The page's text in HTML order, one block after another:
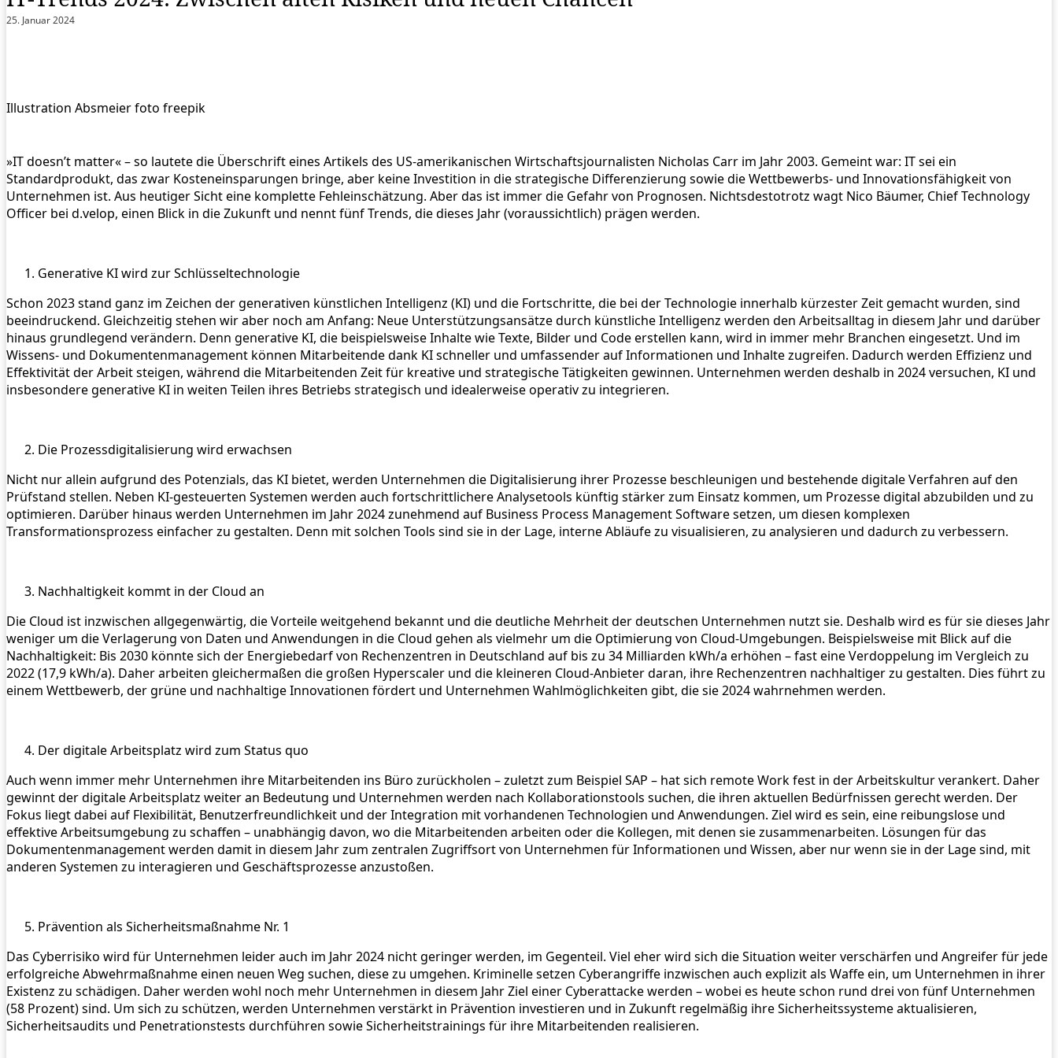
25. Januar 2024
Illustration Absmeier foto freepik
»IT doesn’t matter« – so lautete die Überschrift eines Artikels des US-amerikanischen Wirtschaftsjournalisten Nicholas Carr im Jahr 2003. Gemeint war: IT sei ein
Standardprodukt, das zwar Kosteneinsparungen bringe, aber keine Investition in die strategische Differenzierung sowie die Wettbewerbs- und Innovationsfähigkeit von
Unternehmen ist. Aus heutiger Sicht eine komplette Fehleinschätzung. Aber das ist immer die Gefahr von Prognosen. Nichtsdestotrotz wagt Nico Bäumer, Chief Technology
Officer bei d.velop, einen Blick in die Zukunft und nennt fünf Trends, die dieses Jahr (voraussichtlich) prägen werden.
Generative KI wird zur Schlüsseltechnologie
Schon 2023 stand ganz im Zeichen der generativen künstlichen Intelligenz (KI) und die Fortschritte, die bei der Technologie innerhalb kürzester Zeit gemacht wurden, sind
beeindruckend. Gleichzeitig stehen wir aber noch am Anfang: Neue Unterstützungsansätze durch künstliche Intelligenz werden den Arbeitsalltag in diesem Jahr und darüber
hinaus grundlegend verändern. Denn generative KI, die beispielsweise Inhalte wie Texte, Bilder und Code erstellen kann, wird in immer mehr Branchen eingesetzt. Und im
Wissens- und Dokumentenmanagement können Mitarbeitende dank KI schneller und umfassender auf Informationen und Inhalte zugreifen. Dadurch werden Effizienz und
Effektivität der Arbeit steigen, während die Mitarbeitenden Zeit für kreative und strategische Tätigkeiten gewinnen. Unternehmen werden deshalb in 2024 versuchen, KI und
insbesondere generative KI in weiten Teilen ihres Betriebs strategisch und idealerweise operativ zu integrieren.
Die Prozessdigitalisierung wird erwachsen
Nicht nur allein aufgrund des Potenzials, das KI bietet, werden Unternehmen die Digitalisierung ihrer Prozesse beschleunigen und bestehende digitale Verfahren auf den
Prüfstand stellen. Neben KI-gesteuerten Systemen werden auch fortschrittlichere Analysetools künftig stärker zum Einsatz kommen, um Prozesse digital abzubilden und zu
optimieren. Darüber hinaus werden Unternehmen im Jahr 2024 zunehmend auf Business Process Management Software setzen, um diesen komplexen
Transformationsprozess einfacher zu gestalten. Denn mit solchen Tools sind sie in der Lage, interne Abläufe zu visualisieren, zu analysieren und dadurch zu verbessern.
Nachhaltigkeit kommt in der Cloud an
Die Cloud ist inzwischen allgegenwärtig, die Vorteile weitgehend bekannt und die deutliche Mehrheit der deutschen Unternehmen nutzt sie. Deshalb wird es für sie dieses Jahr
weniger um die Verlagerung von Daten und Anwendungen in die Cloud gehen als vielmehr um die Optimierung von Cloud-Umgebungen. Beispielsweise mit Blick auf die
Nachhaltigkeit: Bis 2030 könnte sich der Energiebedarf von Rechenzentren in Deutschland auf bis zu 34 Milliarden kWh/a erhöhen – fast eine Verdoppelung im Vergleich zu
2022 (17,9 kWh/a). Daher arbeiten gleichermaßen die großen Hyperscaler und die kleineren Cloud-Anbieter daran, ihre Rechenzentren nachhaltiger zu gestalten. Dies führt zu
einem Wettbewerb, der grüne und nachhaltige Innovationen fördert und Unternehmen Wahlmöglichkeiten gibt, die sie 2024 wahrnehmen werden.
Der digitale Arbeitsplatz wird zum Status quo
Auch wenn immer mehr Unternehmen ihre Mitarbeitenden ins Büro zurückholen – zuletzt zum Beispiel SAP – hat sich remote Work fest in der Arbeitskultur verankert. Daher
gewinnt der digitale Arbeitsplatz weiter an Bedeutung und Unternehmen werden nach Kollaborationstools suchen, die ihren aktuellen Bedürfnissen gerecht werden. Der
Fokus liegt dabei auf Flexibilität, Benutzerfreundlichkeit und der Integration mit vorhandenen Technologien und Anwendungen. Ziel wird es sein, eine reibungslose und
effektive Arbeitsumgebung zu schaffen – unabhängig davon, wo die Mitarbeitenden arbeiten oder die Kollegen, mit denen sie zusammenarbeiten. Lösungen für das
Dokumentenmanagement werden damit in diesem Jahr zum zentralen Zugriffsort von Unternehmen für Informationen und Wissen, aber nur wenn sie in der Lage sind, mit
anderen Systemen zu interagieren und Geschäftsprozesse anzustoßen.
Prävention als Sicherheitsmaßnahme Nr. 1
Das Cyberrisiko wird für Unternehmen leider auch im Jahr 2024 nicht geringer werden, im Gegenteil. Viel eher wird sich die Situation weiter verschärfen und Angreifer für jede
erfolgreiche Abwehrmaßnahme einen neuen Weg suchen, diese zu umgehen. Kriminelle setzen Cyberangriffe inzwischen auch explizit als Waffe ein, um Unternehmen in ihrer
Existenz zu schädigen. Daher werden wohl noch mehr Unternehmen in diesem Jahr Ziel einer Cyberattacke werden – wobei es heute schon rund drei von fünf Unternehmen
(58 Prozent) sind. Um sich zu schützen, werden Unternehmen verstärkt in Prävention investieren und in Zukunft regelmäßig ihre Sicherheitssysteme aktualisieren,
Sicherheitsaudits und Penetrationstests durchführen sowie Sicherheitstrainings für ihre Mitarbeitenden realisieren.